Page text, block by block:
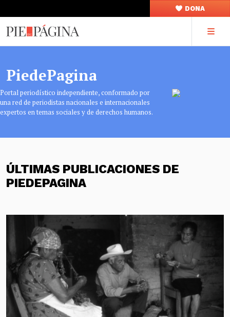
DONA
PiedePagina
Portal periodístico independiente, conformado por
una red de periodistas nacionales e internacionales
expertos en temas sociales y de derechos humanos.
ÚLTIMAS PUBLICACIONES DE
PIEDEPAGINA